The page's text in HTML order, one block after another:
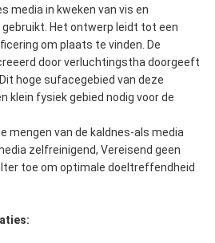
media in kweken van vis en
Het ontwerp leidt tot een
om plaats te vinden. De
door verluchtingstha doorgeeft
hoge sufacegebied van deze
klein fysiek gebied nodig voor de
mengen van de kaldnes-als media
zelfreinigend, Vereisend geen
toe om optimale doeltreffendheid